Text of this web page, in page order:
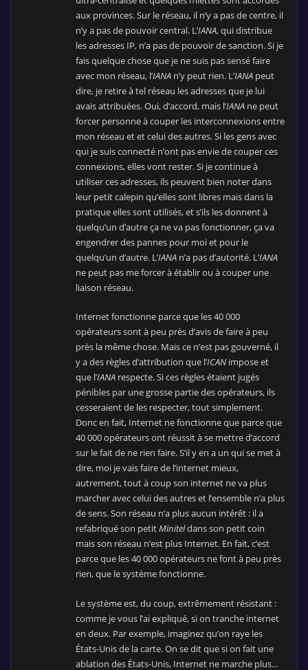
aux provinces. Sur le réseau, il n’y a pas de centre, il
n’y a pas de pouvoir central. L’IANA, qui distribue
les adresses IP, n’a pas de pouvoir de sanction. Si je
fais quelque chose que je ne suis pas sensé faire
avec mon réseau, l’IANA n’y peut rien. L’IANA peut
dire, je retire à tel réseau les adresses que je lui
avais attribuées. Oui, d’accord, mais l’IANA ne peut
forcer personne à couper les interconnexions entre
mon réseau et et celui des autres. Si les gens avec
qui je suis connecté n’ont pas envie de couper ces
connexions, elles vont rester. Si je continue à
utiliser ces adresses, ils peuvent bien noter dans
leur petit calepin qu’elles sont libres mais dans la
pratique elles sont utilisés, et s’ils les donnent à
quelqu’un d’autre ça ne va pas fonctionner, ça va
engendrer des pannes pour moi et pour le
quelqu’un d’autre. L’IANA n’a pas d’autorité. L’IANA
ne peut pas me forcer à établir ou à couper une
liaison réseau.
Internet fonctionne parce que les 40 000
opérateurs sont à peu près d’avis de faire à peu
près la même chose. Mais ce n’est pas gouverné, il
y a des règles d’attribution que l’ICAN impose et
que l’IANA respecte. Si ces règles étaient jugés
pénibles par une grosse partie des opérateurs, ils
cesseraient de les respecter, tout simplement.
Donc en fait, Internet ne fonctionne que parce que
40 000 opérateurs ont réussit à se mettre d’accord
sur le fait de ne rien faire. S’il y en a un qui se met à
dire, moi je vais faire de l’internet mieux,
autrement, tout à coup son internet ne va plus
marcher avec celui des autres et l’ensemble n’a plus
de sens. Son réseau n’a plus aucun intérêt : il a
refabriqué son petitMiniteldans son petit coin
mais son réseau n’est plus Internet. En fait, c’est
parce que les 40 000 opérateurs ne font à peu près
rien, que le système fonctionne.
Le système est, du coup, extrêmement résistant :
comme je vous l’ai expliqué, si on tranche internet
en deux. Par exemple, imaginez qu’on raye les
États-Unis de la carte. On se dit que si on fait une
ablation des États-Unis, Internet ne marche plus…